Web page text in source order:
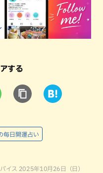
する
毎日開運占い
イス 2025年10月26日（日）